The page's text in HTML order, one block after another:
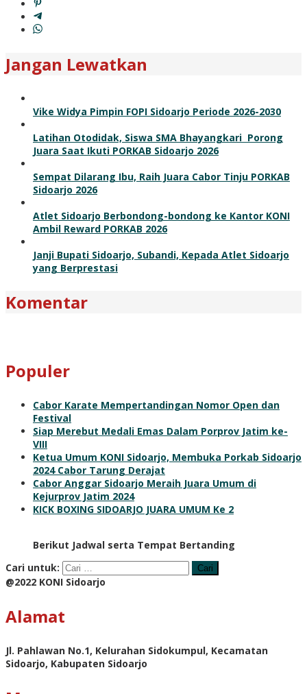
Jangan Lewatkan
Vike Widya Pimpin FOPI Sidoarjo Periode 2026-2030
Latihan Otodidak, Siswa SMA Bhayangkari Porong
Juara Saat Ikuti PORKAB Sidoarjo 2026
Sempat Dilarang Ibu, Raih Juara Cabor Tinju PORKAB
Sidoarjo 2026
Atlet Sidoarjo Berbondong-bondong ke Kantor KONI
Ambil Reward PORKAB 2026
Janji Bupati Sidoarjo, Subandi, Kepada Atlet Sidoarjo
yang Berprestasi
Komentar
Populer
Cabor Karate Mempertandingan Nomor Open dan
Festival
Siap Merebut Medali Emas Dalam Porprov Jatim ke-
VIII
Ketua Umum KONI Sidoarjo, Membuka Porkab Sidoarjo
2024 Cabor Tarung Derajat
Cabor Anggar Sidoarjo Meraih Juara Umum di
Kejurprov Jatim 2024
KICK BOXING SIDOARJO JUARA UMUM Ke 2
Berikut Jadwal serta Tempat Bertanding
Cari untuk:
@2022 KONI Sidoarjo
Alamat
Jl. Pahlawan No.1, Kelurahan Sidokumpul, Kecamatan
Sidoarjo, Kabupaten Sidoarjo